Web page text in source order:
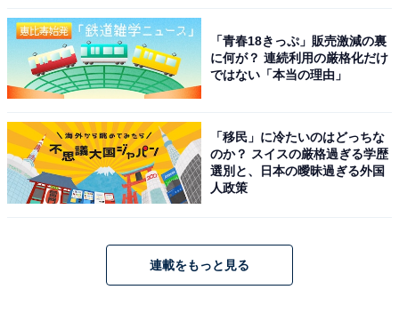
アクセス・料金・宿泊情報は？
アクセス
交通手段：箱根湯本駅よりホテル無料送迎バスで約10分
／箱根湯本駅より旅館組合巡回送迎バスBコース乗車
「青春18きっぷ」販売激減の裏
に何が？ 連続利用の厳格化だけ
ではない「本当の理由」
「移民」に冷たいのはどっちな
のか？ スイスの厳格過ぎる学歴
選別と、日本の曖昧過ぎる外国
人政策
連載をもっと見る